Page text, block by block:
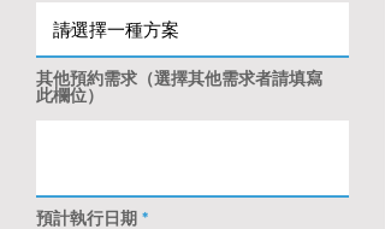
其他預約需求（選擇其他需求者請填寫
此欄位）
預計執行日期 *r